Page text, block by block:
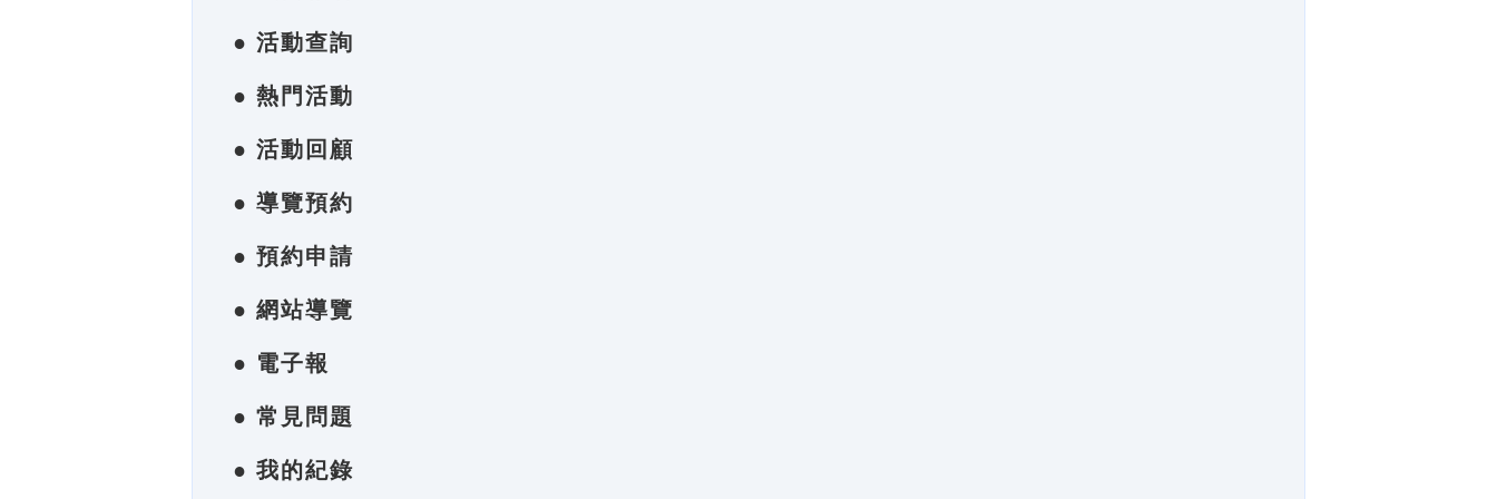
● 活動查詢
● 熱門活動
● 活動回顧
● 導覽預約
● 預約申請
● 網站導覽
● 電子報
● 常見問題
● 我的紀錄